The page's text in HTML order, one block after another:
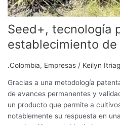
Seed+, tecnología
establecimiento de
.Colombia, Empresas / Keilyn
Gracias a una metodología
de avances permanentes y
un producto que permite a
notablemente su respuesta en